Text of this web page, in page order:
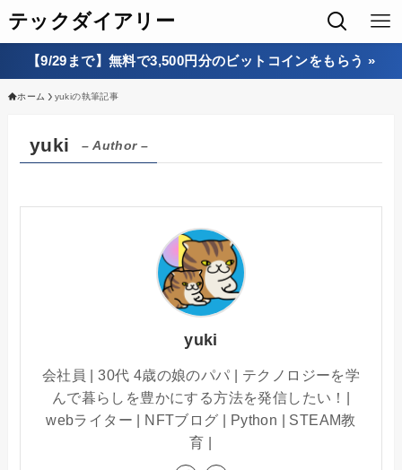
テックダイアリー
【9/29まで】無料で3,500円分のビットコインをもらう »
ホーム yukiの執筆記事
yuki – Author –
yuki
会社員 | 30代 4歳の娘のパパ | テクノロジーを学
んで暮らしを豊かにする方法を発信したい！|
webライター | NFTブログ | Python | STEAM教
育 |